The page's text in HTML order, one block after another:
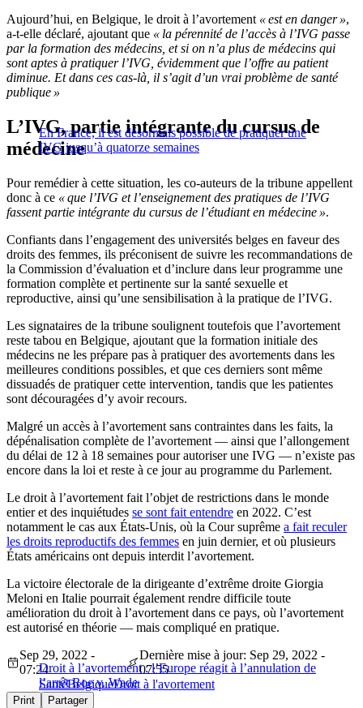
Aujourd’hui, en Belgique, le droit à l’avortement « est en danger »,
a-t-elle déclaré, ajoutant que « la pérennité de l’accès à l’IVG passe
par la formation des médecins, et si on n’a plus de médecins qui
sont aptes à pratiquer l’IVG, évidemment que l’offre au patient
diminue. Et dans ces cas-là, il s’agit d’un vrai problème de santé
publique »
En France, il est désormais possible de pratiquer une
IVG jusqu’à quatorze semaines
L’IVG, partie intégrante du cursus de
médecine
Pour remédier à cette situation, les co-auteurs de la tribune appellent
donc à ce « que l’IVG et l’enseignement des pratiques de l’IVG
fassent partie intégrante du cursus de l’étudiant en médecine ».
Confiants dans l’engagement des universités belges en faveur des
droits des femmes, ils préconisent de suivre les recommandations de
la Commission d’évaluation et d’inclure dans leur programme une
formation complète et pertinente sur la santé sexuelle et
reproductive, ainsi qu’une sensibilisation à la pratique de l’IVG.
Les signataires de la tribune soulignent toutefois que l’avortement
reste tabou en Belgique, ajoutant que la formation initiale des
médecins ne les prépare pas à pratiquer des avortements dans les
meilleures conditions possibles, et que ces derniers sont même
dissuadés de pratiquer cette intervention, tandis que les patientes
sont découragées d’y avoir recours.
Malgré un accès à l’avortement sans contraintes dans les faits, la
dépénalisation complète de l’avortement — ainsi que l’allongement
du délai de 12 à 18 semaines pour autoriser une IVG — n’existe pas
encore dans la loi et reste à ce jour au programme du Parlement.
Le droit à l’avortement fait l’objet de restrictions dans le monde
entier et des inquiétudes se sont fait entendre en 2022. C’est
notamment le cas aux États-Unis, où la Cour suprême a fait reculer
les droits reproductifs des femmes en juin dernier, et où plusieurs
États américains ont depuis interdit l’avortement.
La victoire électorale de la dirigeante d’extrême droite Giorgia
Meloni en Italie pourrait également rendre difficile toute
amélioration du droit à l’avortement dans ce pays, où l’avortement
est autorisé en théorie — mais compliqué en pratique.
Droit à l’avortement : l’Europe réagit à l’annulation de
l’arrêt Roe v. Wade
Sep 29, 2022 -
07:24
Dernière mise à jour: Sep 29, 2022 -
07:55
SantéBelgiqueDroit à l'avortement
Print Partager